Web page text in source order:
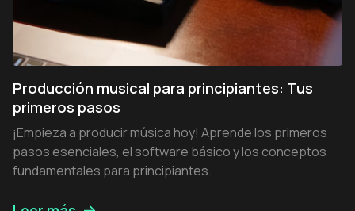
Producción musical para principiantes: Tus
primeros pasos
¡Empieza a producir música hoy! Aprende los primeros
pasos esenciales, el software básico y los conceptos
fundamentales para principiantes.